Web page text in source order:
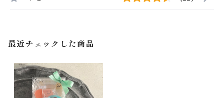
最近チェックした商品